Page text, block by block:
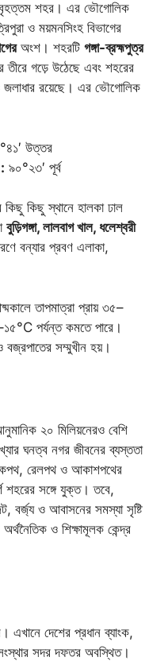
বৃহত্তম শহর। এর ভৌগোলিক
ও ময়মনসিংহ বিভাগের
অংশ। শহরটি গঙ্গা-ব্রহ্মপুত্র
গড়ে উঠেছে এবং শহরের
জলাধার রয়েছে। এর ভৌগোলিক
উত্তর
৯০°২৩′ পূর্ব
কিছু স্থানে হালকা ঢাল
বুড়িগঙ্গা, লালবাগ খাল, ধলেশ্বরী
বন্যার প্রবণ এলাকা,
তাপমাত্রা প্রায় ৩৫–
পর্যন্ত কমতে পারে।
বজ্রপাতের সম্মুখীন হয়।
২০ মিলিয়নেরও বেশি
ঘনত্ব নগর জীবনের ব্যস্ততা
রেলপথ ও আকাশপথের
শহরের সঙ্গে যুক্ত। তবে,
বর্জ্য ও আবাসনের সমস্যা সৃষ্টি
ও শিক্ষামূলক কেন্দ্র
এখানে দেশের প্রধান ব্যাংক,
সদর দফতর অবস্থিত।